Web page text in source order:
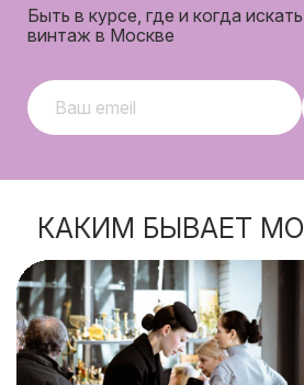
Быть в курсе, где и когда искать
винтаж в Москве
email
КАКИМ БЫВАЕТ